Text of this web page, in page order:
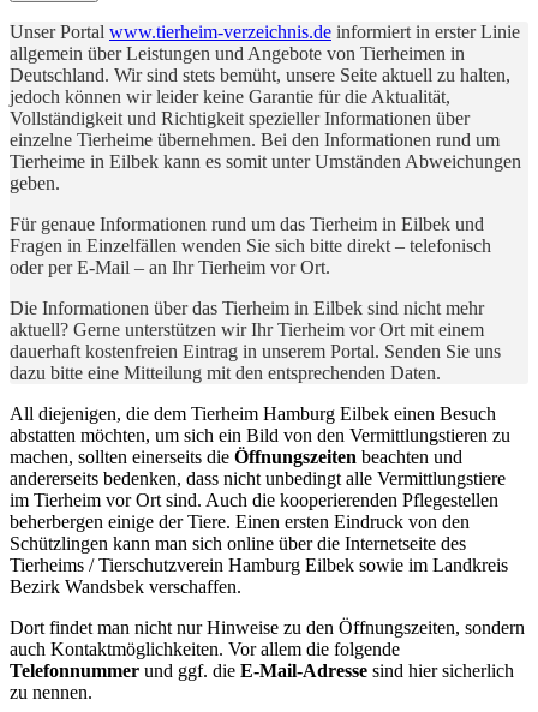
Unser Portal www.tierheim-verzeichnis.de informiert in erster Linie
allgemein über Leistungen und Angebote von Tierheimen in
Deutschland. Wir sind stets bemüht, unsere Seite aktuell zu halten,
jedoch können wir leider keine Garantie für die Aktualität,
Vollständigkeit und Richtigkeit spezieller Informationen über
einzelne Tierheime übernehmen. Bei den Informationen rund um
Tierheime in Eilbek kann es somit unter Umständen Abweichungen
geben.
Für genaue Informationen rund um das Tierheim in Eilbek und
Fragen in Einzelfällen wenden Sie sich bitte direkt – telefonisch
oder per E-Mail – an Ihr Tierheim vor Ort.
Die Informationen über das Tierheim in Eilbek sind nicht mehr
aktuell? Gerne unterstützen wir Ihr Tierheim vor Ort mit einem
dauerhaft kostenfreien Eintrag in unserem Portal. Senden Sie uns
dazu bitte eine Mitteilung mit den entsprechenden Daten.
All diejenigen, die dem Tierheim Hamburg Eilbek einen Besuch
abstatten möchten, um sich ein Bild von den Vermittlungstieren zu
machen, sollten einerseits die Öffnungszeiten beachten und
andererseits bedenken, dass nicht unbedingt alle Vermittlungstiere
im Tierheim vor Ort sind. Auch die kooperierenden Pflegestellen
beherbergen einige der Tiere. Einen ersten Eindruck von den
Schützlingen kann man sich online über die Internetseite des
Tierheims / Tierschutzverein Hamburg Eilbek sowie im Landkreis
Bezirk Wandsbek verschaffen.
Dort findet man nicht nur Hinweise zu den Öffnungszeiten, sondern
auch Kontaktmöglichkeiten. Vor allem die folgende
Telefonnummer und ggf. die E-Mail-Adresse sind hier sicherlich
zu nennen.